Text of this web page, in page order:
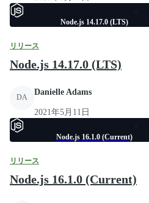
Node.js 14.17.0 (LTS)
リリース
Node.js 14.17.0 (LTS)
DA
Danielle Adams
2021年5月11日
Node.js 16.1.0 (Current)
リリース
Node.js 16.1.0 (Current)